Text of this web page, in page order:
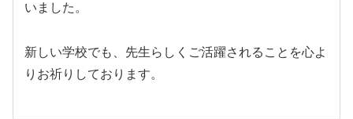
いました。
新しい学校でも、先生らしくご活躍されることを心よ
りお祈りしております。